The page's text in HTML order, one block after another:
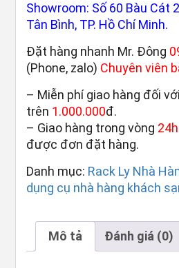
Showroom: Số 60 Bàu Cát
Tân Bình, TP. Hồ Chí Minh.
Đặt hàng nhanh Mr. Đông
(Phone, zalo) Chuyên viên
– Miễn phí giao hàng đối
trên 1.000.000đ.
– Giao hàng trong vòng 24h
được đơn đặt hàng.
Danh mục: Rack Ly Nhà
dụng cụ nhà hàng khách
Mô tả Đánh giá (0)